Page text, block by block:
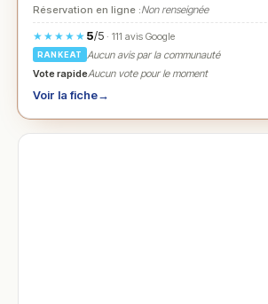
Réservation en ligne :Non renseignée
★★★★★ 5/5· 111 avis Google
RANKEAT
Aucun avis par la communauté
Vote rapideAucun vote pour le moment
Voir la fiche→